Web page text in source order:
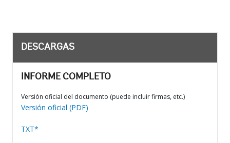
DESCARGAS
INFORME COMPLETO
Versión oficial del documento (puede incluir firmas, etc.)
Versión oficial (PDF)
TXT*